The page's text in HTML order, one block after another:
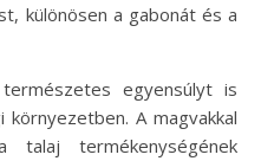
különösen a gabonát és a
egyensúlyt is
A magvakkal
talaj termékenységének